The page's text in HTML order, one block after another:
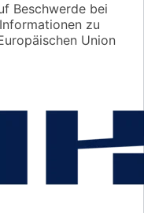
Beschwerde bei
zu
Union